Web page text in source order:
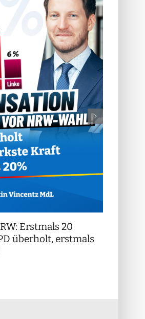
Erstmals 20
überholt, erstmals